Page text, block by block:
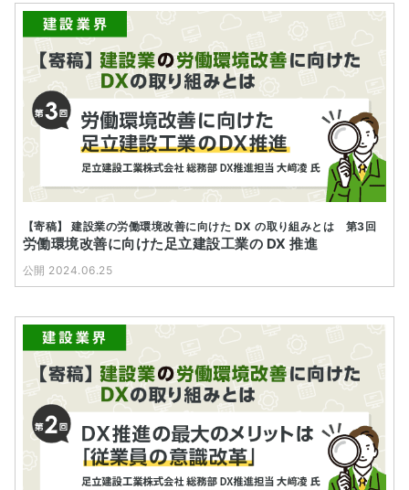
【寄稿】 建設業の労働環境改善に向けた DX の取り組みとは 第3回
労働環境改善に向けた足立建設工業の DX 推進
公開 2024.06.25